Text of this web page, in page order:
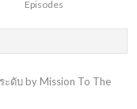
Episodes
ดับ by Mission To The